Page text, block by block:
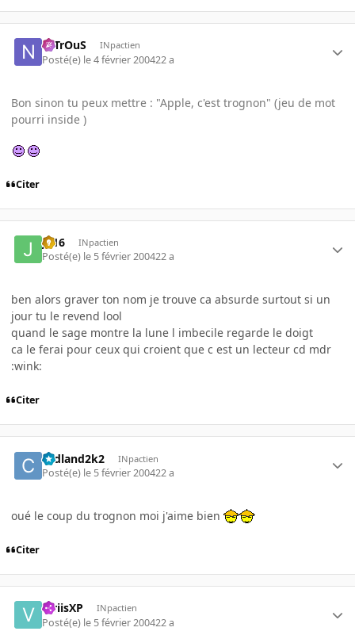
NiTrOuS INpactien
Posté(e) le 4 février 200422 a
Bon sinon tu peux mettre : "Apple, c'est trognon" (jeu de mot
pourri inside )
Citer
jp16 INpactien
Posté(e) le 5 février 200422 a
ben alors graver ton nom je trouve ca absurde surtout si un
jour tu le revend lool
quand le sage montre la lune l imbecile regarde le doigt
ca le ferai pour ceux qui croient que c est un lecteur cd mdr
:wink:
Citer
cedland2k2 INpactien
Posté(e) le 5 février 200422 a
oué le coup du trognon moi j'aime bien
Citer
ViriisXP INpactien
Posté(e) le 5 février 200422 a